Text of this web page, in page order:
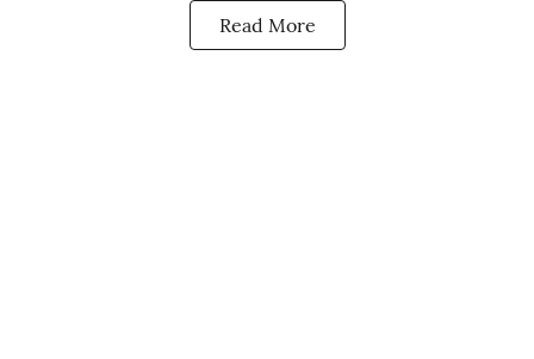
Read More